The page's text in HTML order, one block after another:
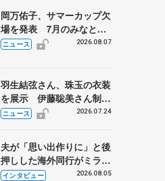
る記事 5選
岡万佑子、サマーカップ欠
場を発表 7月のみなとア
クルス杯は腰痛の影響で
ニュース 2026.08.07
羽生結弦さん、珠玉の衣装
を展示 伊藤聡美さん制作
の一点もの、矢口亨さんが
ニュース 2026.07.24
夫が「思い出作りに」と後
押しした海外同行がミラノ
まで… 繁華街のリンクで
インタビュー 2026.08.05